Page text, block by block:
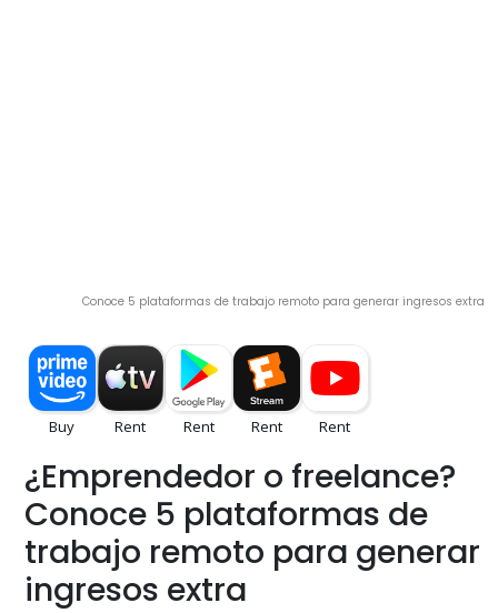
Conoce 5 plataformas de trabajo remoto para generar ingresos extra
¿Emprendedor o freelance?
Conoce 5 plataformas de
trabajo remoto para generar
ingresos extra